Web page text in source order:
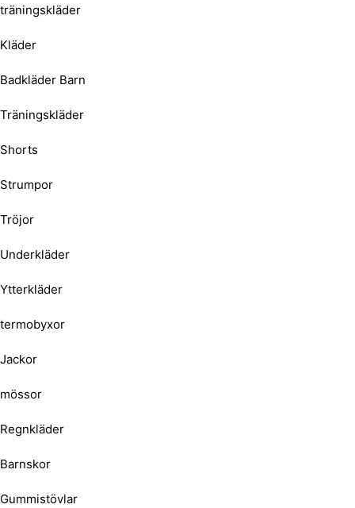
träningskläder
Kläder
Badkläder Barn
Träningskläder
Shorts
Strumpor
Tröjor
Underkläder
Ytterkläder
termobyxor
Jackor
mössor
Regnkläder
Barnskor
Gummistövlar